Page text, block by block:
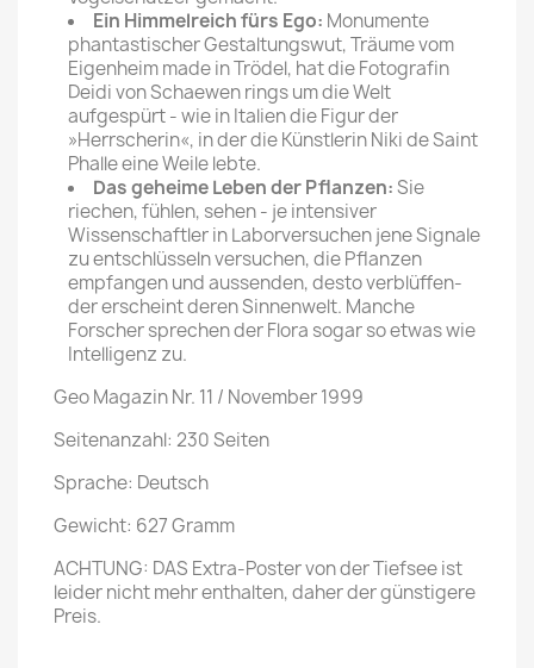
Ein Himmelreich fürs Ego: Monumente
phantastischer Gestaltungswut, Träume vom
Eigenheim made in Trödel, hat die Fotografin
Deidi von Schaewen rings um die Welt
aufgespürt - wie in Italien die Figur der
»Herrscherin«, in der die Künstlerin Niki de Saint
Phalle eine Weile lebte.
Das geheime Leben der Pflanzen:Sie
riechen, fühlen, sehen - je intensiver
Wissenschaftler in Laborversuchen jene Signale
zu entschlüsseln versuchen, die Pflanzen
empfangen und aussenden, desto verblüffen­
der erscheint deren Sinnen­welt. Manche
Forscher spre­chen der Flora sogar so etwas wie
Intelligenz zu.
Geo Magazin Nr. 11 / November 1999
Seitenanzahl: 230 Seiten
Sprache: Deutsch
Gewicht: 627 Gramm
ACHTUNG: DAS Extra-Poster von der Tiefsee ist
leider nicht mehr enthalten, daher der günstigere
Preis.